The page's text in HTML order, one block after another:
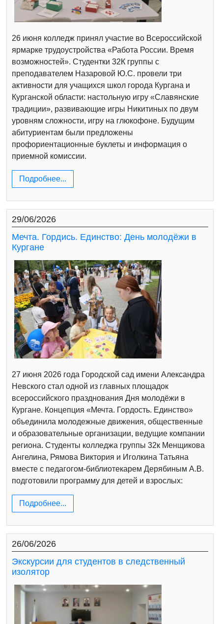
26 июня колледж принял участие во Всероссийской
ярмарке трудоустройства «Работа России. Время
возможностей». Студентки 32К группы с
преподавателем Назаровой Ю.С. провели три
активности для учащихся школ города Кургана и
Курганской области: настольную игру «Славянские
традиции», развивающие игры Никитиных по двум
уровням сложности, игру на глюкофоне. Будущим
абитуриентам были предложены
профориентационные буклеты и информация о
приемной комиссии.
Подробнее...
29/06/2026
Мечта. Гордись. Единство: День молодёжи в
Кургане
27 июня 2026 года Городской сад имени Александра
Невского стал одной из главных площадок
всероссийского празднования Дня молодёжи в
Кургане. Концепция «Мечта. Гордость. Единство»
объединила молодежные движения, общественные
и образовательные организации, ведущие компании
региона. Студенты колледжа группы 32к Менщикова
Ангелина, Рямова Виктория и Иголкина Татьяна
вместе с педагогом-библиотекарем Дерябиным А.В.
подготовили программу для детей и взрослых:
Подробнее...
26/06/2026
Экскурсии для студентов в следственный
изолятор